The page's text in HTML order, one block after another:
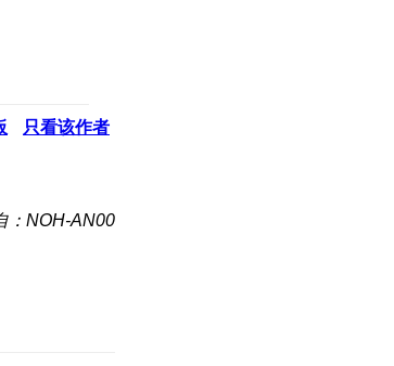
只看该作者
：NOH-AN00